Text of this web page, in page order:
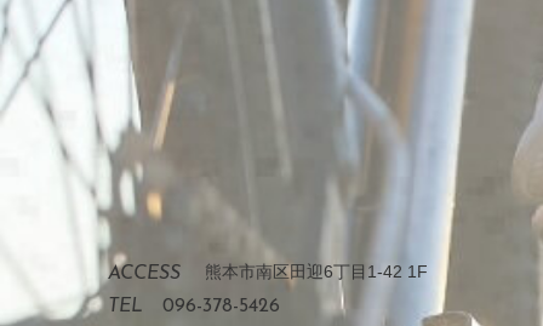
ACCESS 熊本市南区田迎6丁目1-42 1F
TEL
096-378-5426